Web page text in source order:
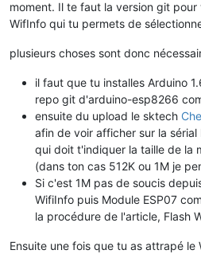
moment. Il te faut la version git
WifInfo qui tu permets de
plusieurs choses sont donc
il faut que tu installes Arduino
repo git d'arduino-esp8266
ensuite du upload le sktech
afin de voir afficher sur la sérial
qui doit t'indiquer la taille de la
(dans ton cas 512K ou 1M je
Si c'est 1M pas de soucis
WifiInfo puis Module ESP07
la procédure de l'article, Flash
Ensuite une fois que tu as attrapé